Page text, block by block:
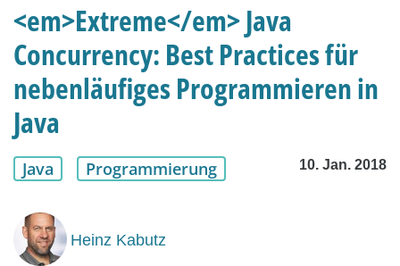
<em>Extreme</em> Java
Concurrency: Best Practices für
nebenläufiges Programmieren in
Java
Java Programmierung 10. Jan. 2018
Heinz Kabutz